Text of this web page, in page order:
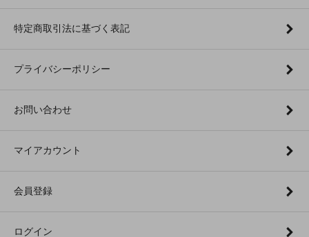
特定商取引法に基づく表記
プライバシーポリシー
お問い合わせ
マイアカウント
会員登録
ログイン